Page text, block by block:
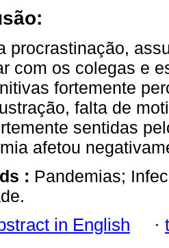
procrastinação,
com os colegas e
fortemente
falta de
sentidas
afetou
: Pandemias;
in English ·